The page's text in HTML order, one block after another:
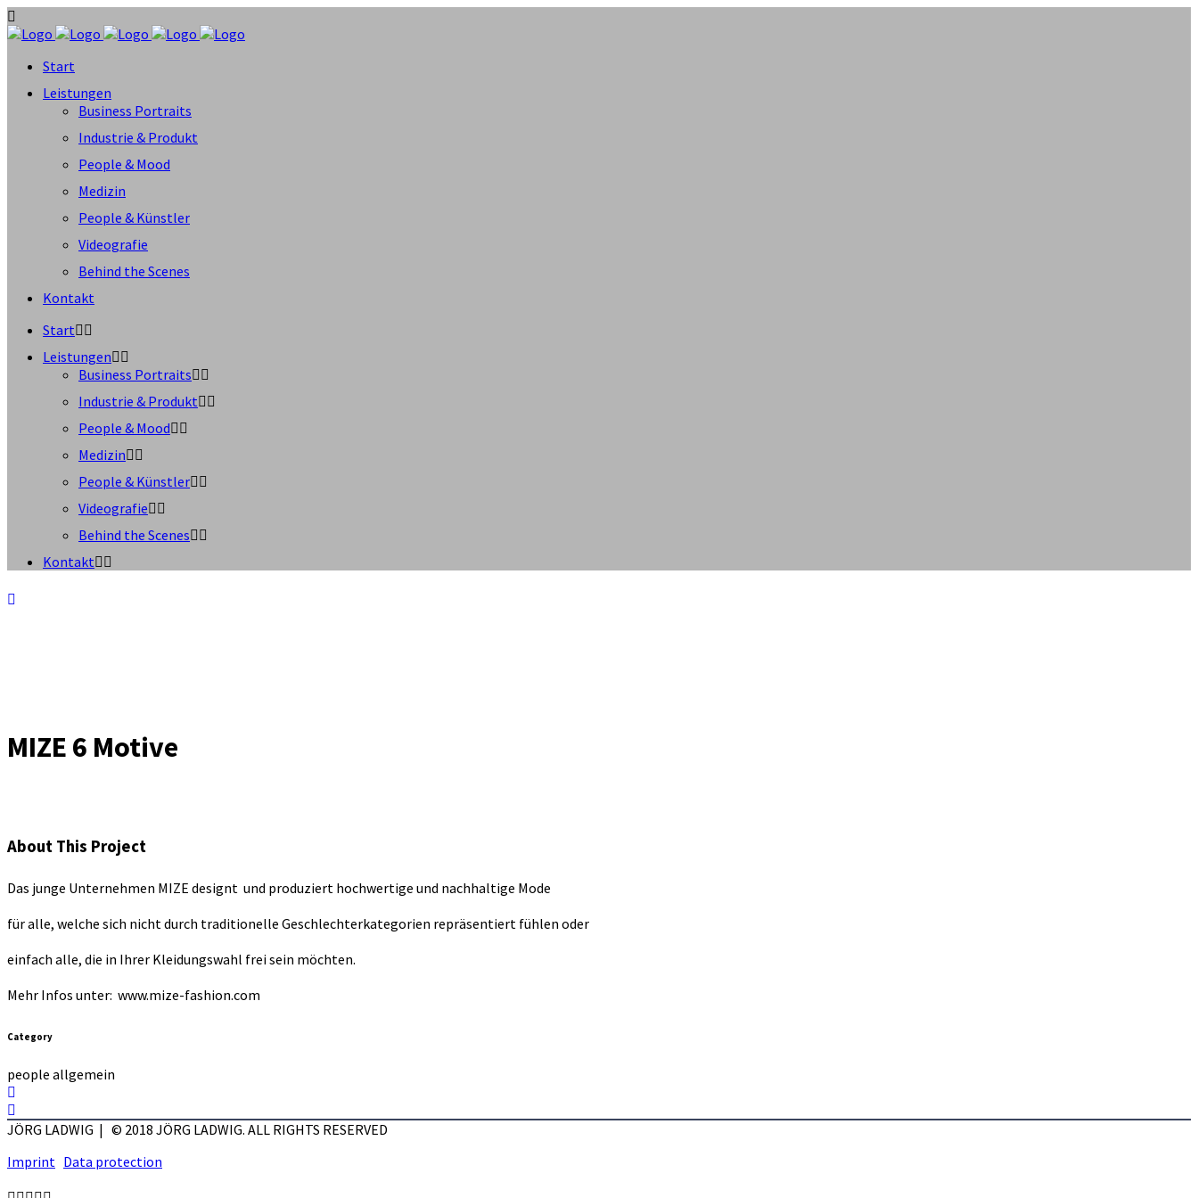
Start
Leistungen
Business Portraits
Industrie & Produkt
People & Mood
Medizin
People & Künstler
Videografie
Behind the Scenes
Kontakt
Start
Leistungen
Business Portraits
Industrie & Produkt
People & Mood
Medizin
People & Künstler
Videografie
Behind the Scenes
Kontakt
MIZE 6 Motive
About This Project
Das junge Unternehmen MIZE designt und produziert hochwertige und nachhaltige Mode
für alle, welche sich nicht durch traditionelle Geschlechterkategorien repräsentiert fühlen oder
einfach alle, die in Ihrer Kleidungswahl frei sein möchten.
Mehr Infos unter: www.mize-fashion.com
Category
people allgemein
JÖRG LADWIG | © 2018 JÖRG LADWIG. ALL RIGHTS RESERVED
Imprint Data protection